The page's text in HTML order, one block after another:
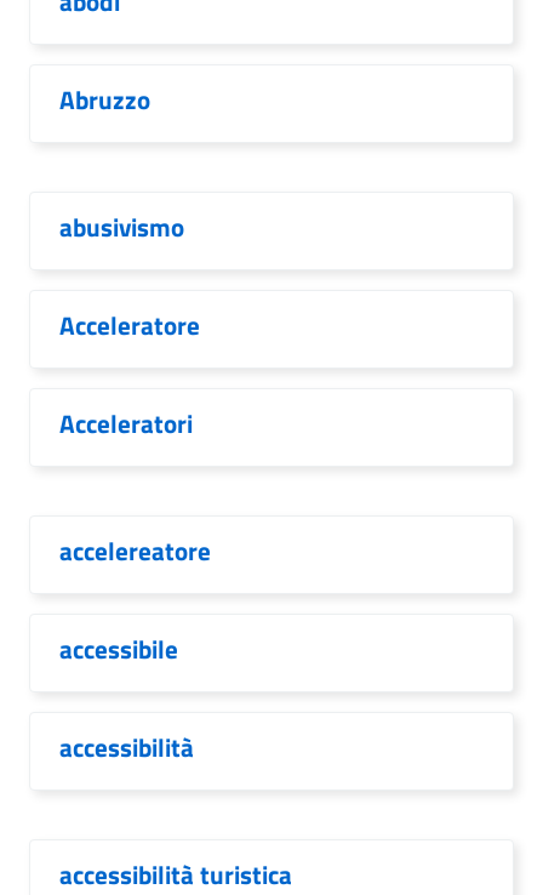
Abruzzo
abusivismo
Acceleratore
Acceleratori
accelereatore
accessibile
accessibilità
accessibilità turistica